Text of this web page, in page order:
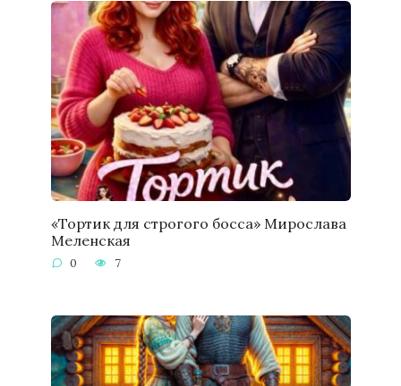
«Тортик для строгого босса» Мирослава
Меленская
0 7